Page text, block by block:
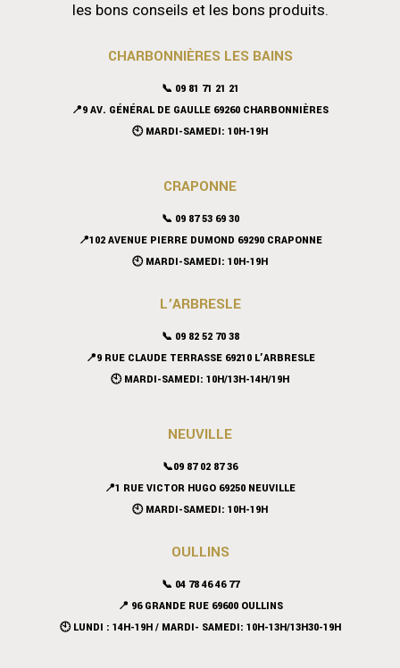
les bons conseils et les bons produits.
CHARBONNIÈRES LES BAINS
📞 09 81 71 21 21
📍9 AV. GÉNÉRAL DE GAULLE 69260 CHARBONNIÈRES
🕙 MARDI-SAMEDI: 10H-19H
CRAPONNE
📞 09 87 53 69 30
📍102 AVENUE PIERRE DUMOND 69290 CRAPONNE
🕙 MARDI-SAMEDI: 10H-19H
L’ARBRESLE
📞 09 82 52 70 38
📍9 RUE CLAUDE TERRASSE 69210 L’ARBRESLE
🕙 MARDI-SAMEDI: 10H/13H-14H/19H
NEUVILLE
📞09 87 02 87 36
📍1 RUE VICTOR HUGO 69250 NEUVILLE
🕙 MARDI-SAMEDI: 10H-19H
OULLINS
📞 04 78 46 46 77
📍 96 GRANDE RUE 69600 OULLINS
🕙 LUNDI : 14H-19H / MARDI- SAMEDI: 10H-13H/13H30-19H